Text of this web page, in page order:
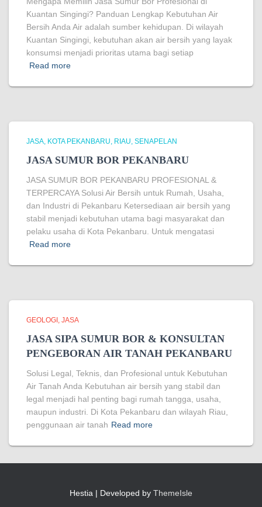
Kuantan Singingi? Panduan Lengkap Kebutuhan Air
Bersih Anda Air adalah sumber kehidupan. Di wilayah
Kuantan Singingi, kebutuhan akan air bersih yang layak
konsumsi menjadi prioritas utama bagi setiap
Read more
JASA KOTA PEKANBARU RIAU SENAPELAN
JASA SUMUR BOR PEKANBARU
JASA SUMUR BOR PEKANBARU PROFESIONAL &
TERPERCAYA Solusi Air Bersih untuk Rumah, Usaha,
dan Industri di Pekanbaru Ketersediaan air bersih yang
stabil menjadi kebutuhan utama bagi masyarakat dan
pelaku usaha di Kota Pekanbaru. Untuk mengatasi
Read more
GEOLOGI JASA
JASA SIPA SUMUR BOR & KONSULTAN
PENGEBORAN AIR TANAH PEKANBARU
Solusi Legal, Teknis, dan Profesional untuk Kebutuhan
Air Tanah Anda Kebutuhan air bersih yang stabil dan
legal menjadi hal penting bagi rumah tangga, usaha,
maupun industri. Di Kota Pekanbaru dan wilayah Riau,
penggunaan air tanah Read more
Hestia | Developed by ThemeIsle